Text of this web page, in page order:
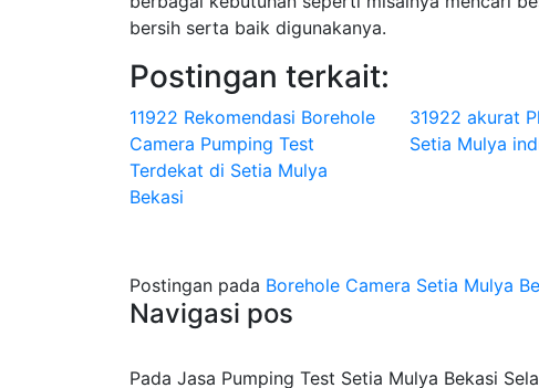
bersih serta baik digunakanya.
Postingan terkait:
11922 Rekomendasi Borehole
Camera Pumping Test
Terdekat di Setia Mulya
Bekasi
31922 akurat
Setia Mulya
Postingan pada Borehole Camera Setia Mulya
Navigasi pos
Pada Jasa Pumping Test Setia Mulya Bekasi